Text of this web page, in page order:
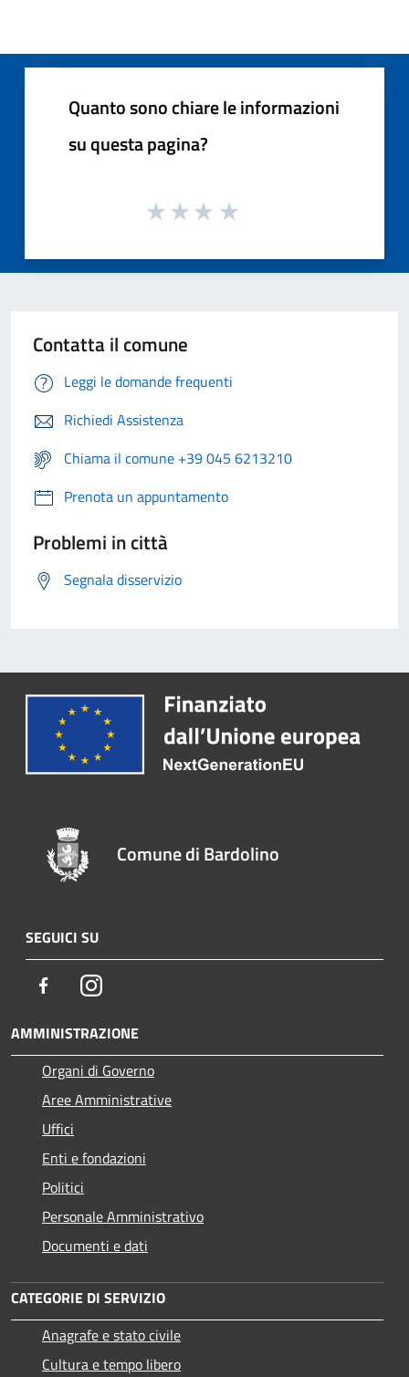
Quanto sono chiare le informazioni
su questa pagina?
Contatta il comune
Leggi le domande frequenti
Richiedi Assistenza
Chiama il comune +39 045 6213210
Prenota un appuntamento
Problemi in città
Segnala disservizio
Comune di Bardolino
SEGUICI SU
FacebookInstagram
AMMINISTRAZIONE
Organi di Governo
Aree Amministrative
Uffici
Enti e fondazioni
Politici
Personale Amministrativo
Documenti e dati
CATEGORIE DI SERVIZIO
Anagrafe e stato civile
Cultura e tempo libero